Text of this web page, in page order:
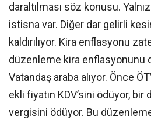
daraltılması söz konusu.
istisna var. Diğer dar gelirli
kaldırılıyor. Kira enflasyonu
düzenleme kira enflasyonunu
Vatandaş araba alıyor. Önce
ekli fiyatın KDV’sini ödüyor, bir
vergisini ödüyor. Bu